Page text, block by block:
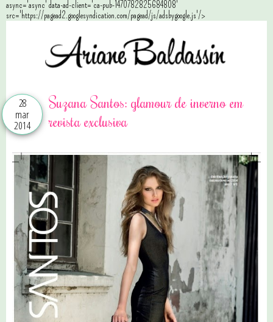
async='async' data-ad-client='ca-pub-1470782825684808'
src='https://pagead2.googlesyndication.com/pagead/js/adsbygoogle.js'/>
28
mar
2014
Suzana Santos: glamour de inverno em
revista exclusiva